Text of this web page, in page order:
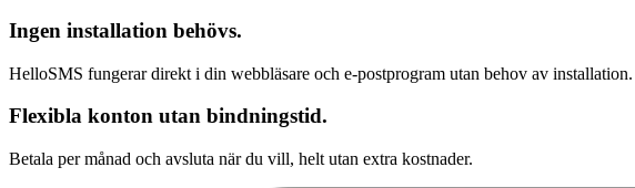
Ingen installation behövs.
HelloSMS fungerar direkt i din webbläsare och e-postprogram utan behov av installation.
Flexibla konton utan bindningstid.
Betala per månad och avsluta när du vill, helt utan extra kostnader.